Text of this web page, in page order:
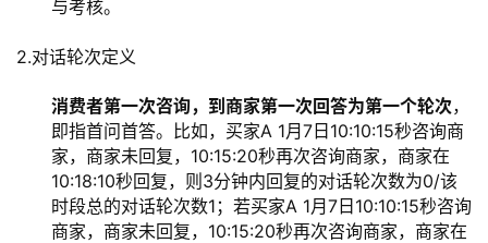
与考核。
2.对话轮次定义
消费者第一次咨询，到商家第一次回答为第一个轮次，
即指首问首答。比如，买家A 1月7日10:10:15秒咨询商
家，商家未回复，10:15:20秒再次咨询商家，商家在
10:18:10秒回复，则3分钟内回复的对话轮次数为0/该
时段总的对话轮次数1；若买家A 1月7日10:10:15秒咨询
商家，商家未回复，10:15:20秒再次咨询商家，商家在